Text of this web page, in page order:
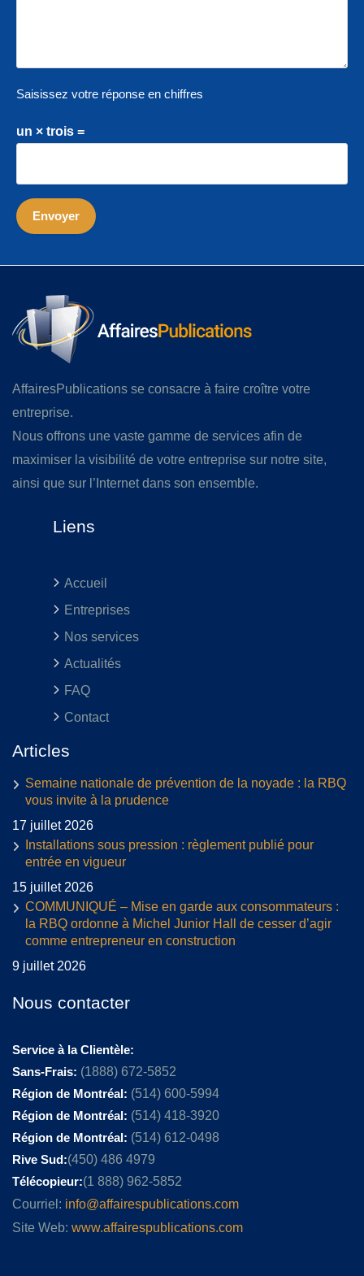
Saisissez votre réponse en chiffres
un × trois =
AffairesPublications se consacre à faire croître votre
entreprise.
Nous offrons une vaste gamme de services afin de
maximiser la visibilité de votre entreprise sur notre site,
ainsi que sur l’Internet dans son ensemble.
Liens
Accueil
Entreprises
Nos services
Actualités
FAQ
Contact
Articles
Semaine nationale de prévention de la noyade : la RBQ
vous invite à la prudence
17 juillet 2026
Installations sous pression : règlement publié pour
entrée en vigueur
15 juillet 2026
COMMUNIQUÉ – Mise en garde aux consommateurs :
la RBQ ordonne à Michel Junior Hall de cesser d’agir
comme entrepreneur en construction
9 juillet 2026
Nous contacter
Service à la Clientèle:
Sans-Frais: (1888) 672-5852
Région de Montréal: (514) 600-5994
Région de Montréal: (514) 418-3920
Région de Montréal: (514) 612-0498
Rive Sud:(450) 486 4979
Télécopieur:(1 888) 962-5852
Courriel: info@affairespublications.com
Site Web: www.affairespublications.com